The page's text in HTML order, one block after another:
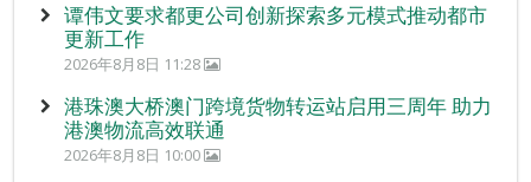
谭伟文要求都更公司创新探索多元模式推动都市
更新工作
2026年8月8日 11:28
港珠澳大桥澳门跨境货物转运站启用三周年 助力
港澳物流高效联通
2026年8月8日 10:00